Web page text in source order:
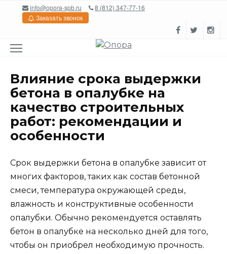
Перейтиinfo@opora-spb.ru
8 (812) 347-77-16
Заказать звонок
Влияние срока выдержки
бетона в опалубке на
качество строительных
работ: рекомендации и
особенности
Срок выдержки бетона в опалубке зависит от
многих факторов, таких как состав бетонной
смеси, температура окружающей среды,
влажность и конструктивные особенности
опалубки. Обычно рекомендуется оставлять
бетон в опалубке на несколько дней для того,
чтобы он приобрел необходимую прочность.